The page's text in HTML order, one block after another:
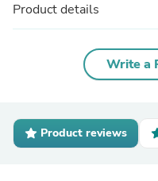
Product details
Write a
Product reviews